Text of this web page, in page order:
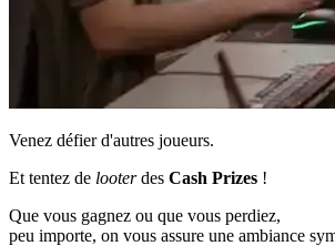
Venez défier d'autres joueurs.
Et tentez de looterdes Cash Prizes !
Que vous gagnez ou que vous perdiez,
peu importe, on vous assure une ambiance